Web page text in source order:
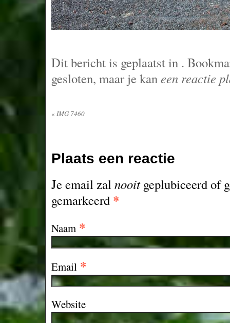
Dit bericht is geplaatst in .
gesloten, maar je kaneen reactie
« IMG 7460
Plaats een reactie
Je email zalnooitgeplubiceerd of
gemarkeerd *
Naam *
Email *
Website